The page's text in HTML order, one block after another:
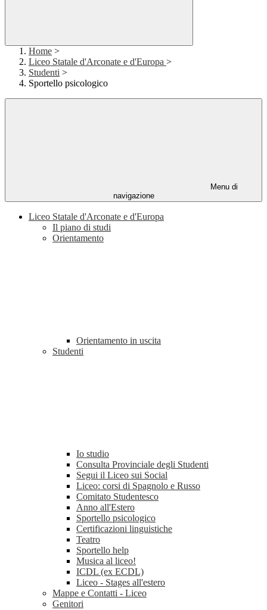
Home >
Liceo Statale d'Arconate e d'Europa >
Studenti >
Sportello psicologico
Menu di
navigazione
Liceo Statale d'Arconate e d'Europa
Il piano di studi
Orientamento
Orientamento in uscita
Studenti
Io studio
Consulta Provinciale degli Studenti
Segui il Liceo sui Social
Liceo: corsi di Spagnolo e Russo
Comitato Studentesco
Anno all'Estero
Sportello psicologico
Certificazioni linguistiche
Teatro
Sportello help
Musica al liceo!
ICDL (ex ECDL)
Liceo - Stages all'estero
Mappe e Contatti - Liceo
Genitori